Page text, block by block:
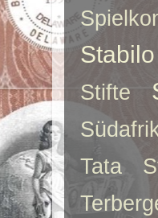
Stabilo
Stifte
Tata